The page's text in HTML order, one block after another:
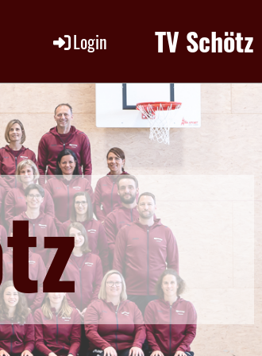
Login TV Schötz